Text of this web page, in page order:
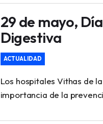
29 de mayo,
Digestiva
ACTUALIDAD
Los hospitales Vithas de
importancia de la